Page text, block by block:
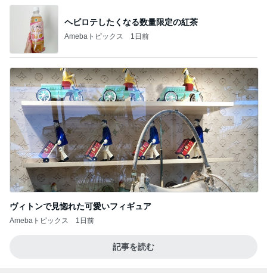
ヘビロテしたくなる数量限定の紅茶
Amebaトピックス 1日前
ヴィトンで見惚れた可愛いフィギュア
Amebaトピックス 1日前
記事を読む